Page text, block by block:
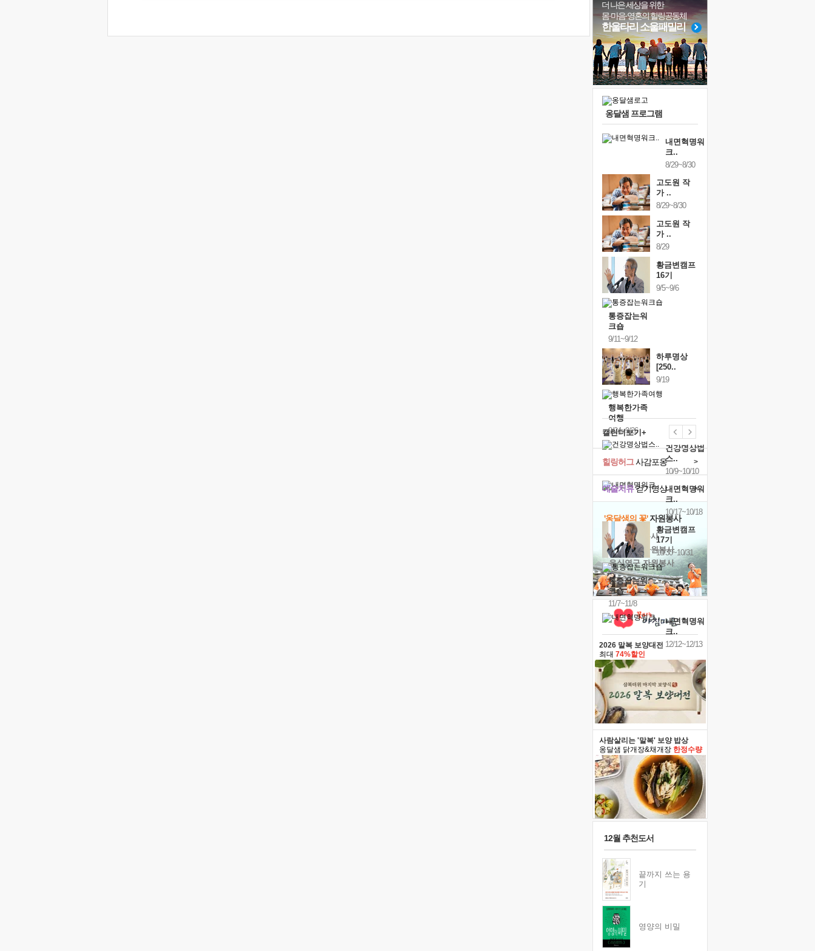
'말 타는 법'을 먼저
졸업식 사진을 보며
극심한 변비, 어깨결림, 수면 장애
아픈 아버지를 위한 공간 설계
슬럼프
보고 싶은 어머니
못된 꼰대들
#독서캠프
#삶
#계획
#친구
#아이들
#명상
#선택
#링컨학교
#경험
#바이러스
#도움
#희망
#사람
더 나은 세상을 위한
몸·마음·영혼의 힐링공동체
한울타리 소울패밀리
옹달샘 프로그램
내면혁명워
크..
8/29~8/30
고도원 작
가 ..
8/29~8/30
고도원 작
가 ..
8/29
황금변캠프
16기
9/5~9/6
통증잡는워
크숍
9/11~9/12
하루명상
[250..
9/19
행복한가족
여행
9/24~9/26
건강명상법
스..
10/9~10/10
내면혁명워
크..
10/17~10/18
황금변캠프
17기
10/30~10/31
통증잡는워
크숍
11/7~11/8
내면혁명워
크..
12/12~12/13
캘린더보기+
예술치유걷기명상 >
힐링허그사감포옹 >
'옹달샘의 꽃'자원봉사
· 청년 자원봉사
· 금빛청년 자원봉사
· 음식연구 자원봉사
2026 말복 보양대전
최대 74%할인
사람살리는 '말복' 보양 밥상
옹달샘 닭개장&채개장 한정수량
12월 추천도서
끝까지 쓰는 용
기
영양의 비밀